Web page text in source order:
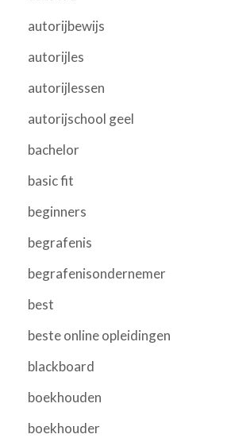
autorijbewijs
autorijles
autorijlessen
autorijschool geel
bachelor
basic fit
beginners
begrafenis
begrafenisondernemer
best
beste online opleidingen
blackboard
boekhouden
boekhouder